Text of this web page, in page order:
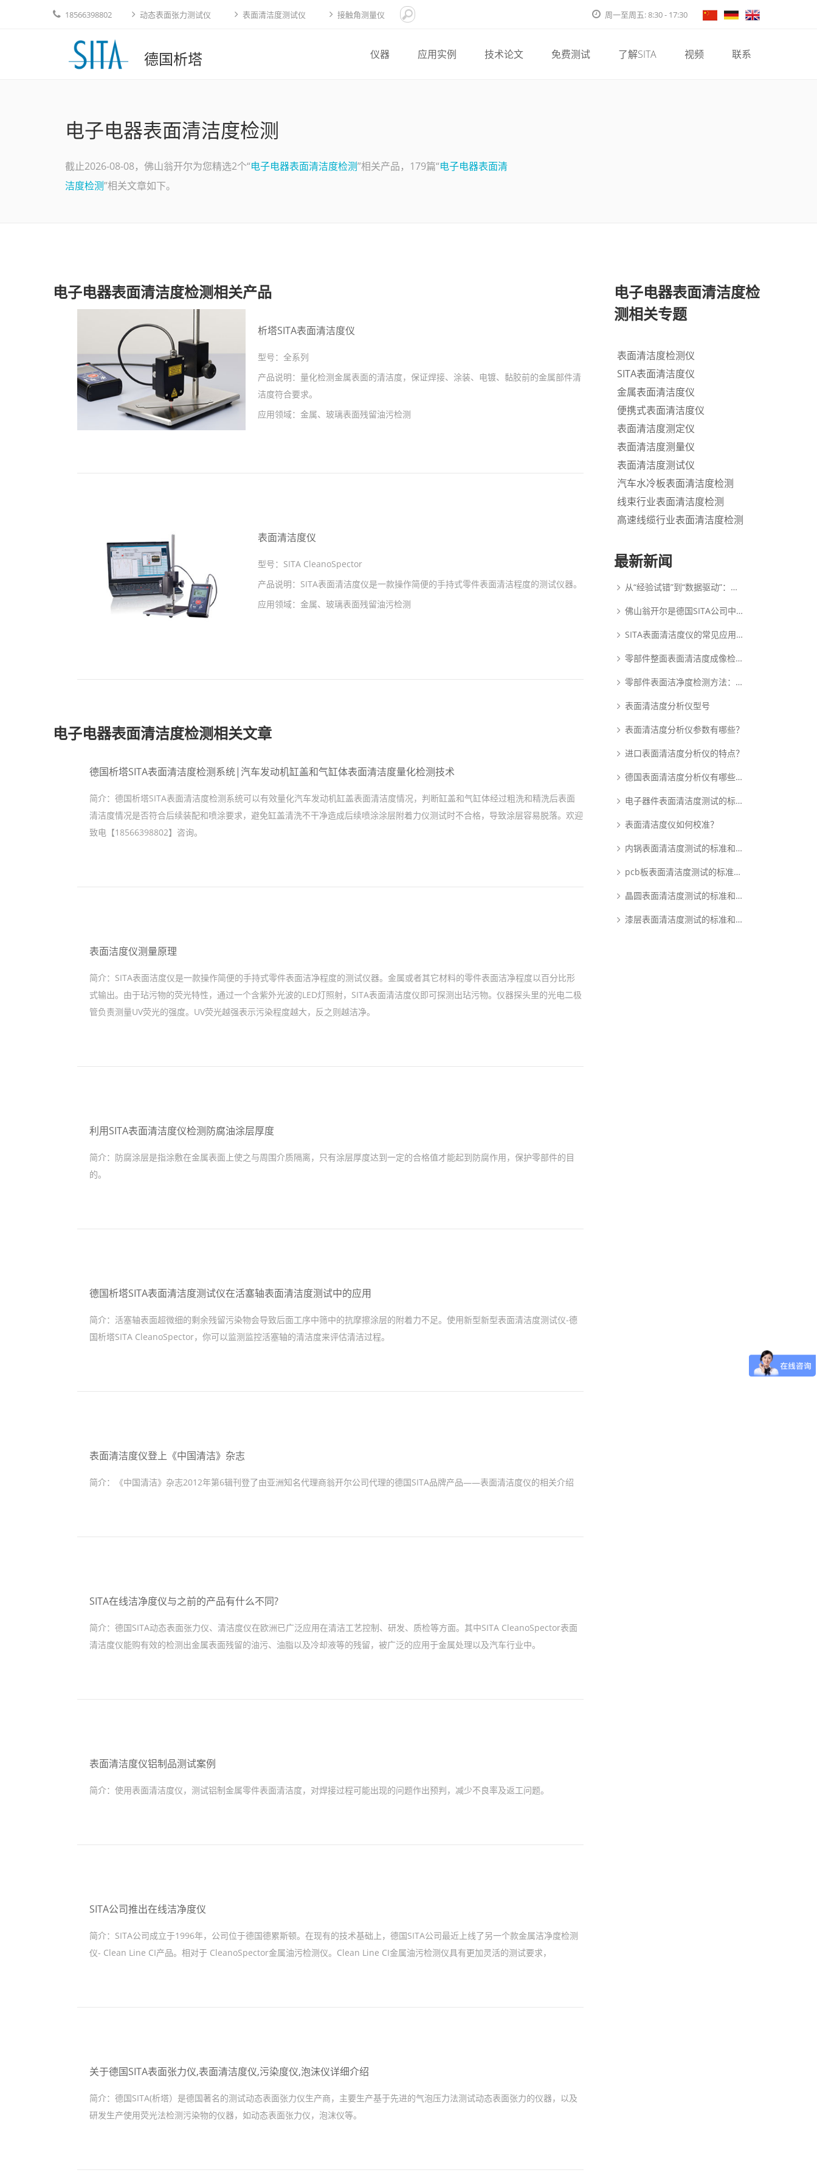
18566398802 动态表面张力测试仪 表面清洁度测试仪 接触角测量仪 周一至周五: 8:30 - 17:30
德国析塔 仪器 应用实例 技术论文 免费测试 了解SITA 视频 联系
电子电器表面清洁度检测
截止2026-08-08，佛山翁开尔为您精选2个“电子电器表面清洁度检测”相关产品，179篇“电子电器表面清
洁度检测”相关文章如下。
电子电器表面清洁度检测相关产品
析塔SITA表面清洁度仪
型号：全系列
产品说明： 量化检测金属表面的清洁度，保证焊接、涂装、电镀、黏胶前的金属部件清
洁度符合要求。
应用领域：金属、玻璃表面残留油污检测
表面清洁度仪
型号： SITA CleanoSpector
产品说明： SITA表面清洁度仪是一款操作简便的手持式零件表面清洁程度的测试仪器。
应用领域：金属、玻璃表面残留油污检测
电子电器表面清洁度检测相关文章
德国析塔SITA表面清洁度检测系统|汽车发动机缸盖和气缸体表面清洁度量化检测技术
简介： 德国析塔SITA表面清洁度检测系统可以有效量化汽车发动机缸盖表面清洁度情况，判断缸盖和气缸体经过粗洗和精洗后表面
清洁度情况是否符合后续装配和喷涂要求，避免缸盖清洗不干净造成后续喷涂涂层附着力仪测试时不合格，导致涂层容易脱落。欢迎
致电【18566398802】咨询。
表面洁度仪测量原理
简介： SITA表面洁度仪是一款操作简便的手持式零件表面洁净程度的测试仪器。金属或者其它材料的零件表面洁净程度以百分比形
式输出。由于玷污物的荧光特性，通过一个含紫外光波的LED灯照射，SITA表面清洁度仪即可探测出玷污物。仪器探头里的光电二极
管负责测量UV荧光的强度。UV荧光越强表示污染程度越大，反之则越洁净。
利用SITA表面清洁度仪检测防腐油涂层厚度
简介： 防腐涂层是指涂敷在金属表面上使之与周围介质隔离，只有涂层厚度达到一定的合格值才能起到防腐作用，保护零部件的目
的。
德国析塔SITA表面清洁度测试仪在活塞轴表面清洁度测试中的应用
简介： 活塞轴表面超微细的剩余残留污染物会导致后面工序中筛中的抗摩擦涂层的附着力不足。使用新型新型表面清洁度测试仪-德
国析塔SITA CleanoSpector，你可以监测监控活塞轴的清洁度来评估清洁过程。
表面清洁度仪登上《中国清洁》杂志
简介： 《中国清洁》杂志2012年第6辑刊登了由亚洲知名代理商翁开尔公司代理的德国SITA品牌产品——表面清洁度仪的相关介绍
SITA在线洁净度仪与之前的产品有什么不同?
简介： 德国SITA动态表面张力仪、清洁度仪在欧洲已广泛应用在清洁工艺控制、研发、质检等方面。其中SITA CleanoSpector表面
清洁度仪能购有效的检测出金属表面残留的油污、油脂以及冷却液等的残留，被广泛的应用于金属处理以及汽车行业中。
表面清洁度仪铝制品测试案例
简介： 使用表面清洁度仪，测试铝制金属零件表面清洁度，对焊接过程可能出现的问题作出预判，减少不良率及返工问题。
SITA公司推出在线洁净度仪
简介： SITA公司成立于1996年，公司位于德国德累斯顿。在现有的技术基础上，德国SITA公司最近上线了另一个款金属洁净度检测
仪- Clean Line CI产品。相对于 CleanoSpector金属油污检测仪。Clean Line CI金属油污检测仪具有更加灵活的测试要求，
关于德国SITA表面张力仪,表面清洁度仪,污染度仪,泡沫仪详细介绍
简介： 德国SITA(析塔）是德国著名的测试动态表面张力仪生产商，主要生产基于先进的气泡压力法测试动态表面张力的仪器，以及
研发生产使用荧光法检测污染物的仪器，如动态表面张力仪，泡沫仪等。
电子电器表面清洁度检
测相关专题
表面清洁度检测仪
SITA表面清洁度仪
金属表面清洁度仪
便携式表面清洁度仪
表面清洁度测定仪
表面清洁度测量仪
表面清洁度测试仪
汽车水冷板表面清洁度检测
线束行业表面清洁度检测
高速线缆行业表面清洁度检测
最新新闻
从“经验试错”到“数据驱动”：动态表面张力如何重塑PDLC涂布工艺逻辑
佛山翁开尔是德国SITA公司中国核心代理商
SITA表面清洁度仪的常见应用范围
零部件整面表面清洁度成像检测系统：析塔SITA FluoVision Qube
零部件表面洁净度检测方法：析塔清洁度检测仪
表面清洁度分析仪型号
表面清洁度分析仪参数有哪些？
进口表面清洁度分析仪的特点？
德国表面清洁度分析仪有哪些优点？
电子器件表面清洁度测试的标准和原理是什么？
表面清洁度仪如何校准？
内锅表面清洁度测试的标准和原理是什么？
pcb板表面清洁度测试的标准和原理是什么？
晶圆表面清洁度测试的标准和原理是什么？
漆层表面清洁度测试的标准和原理是什么？